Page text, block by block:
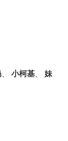
、 小柯基、 妹